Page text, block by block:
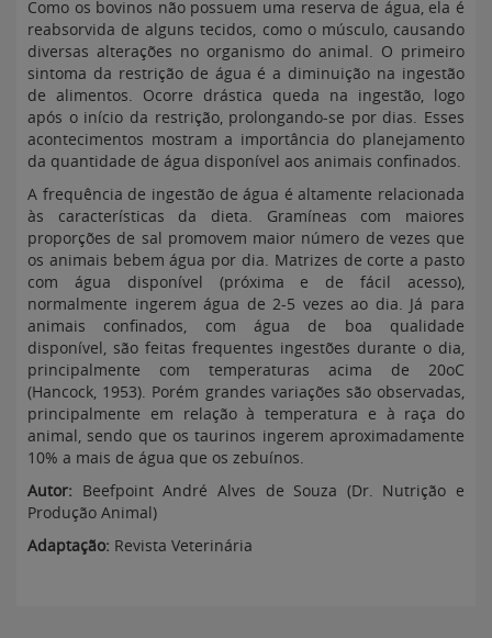
Como os bovinos não possuem uma reserva de água, ela é
reabsorvida de alguns tecidos, como o músculo, causando
diversas alterações no organismo do animal. O primeiro
sintoma da restrição de água é a diminuição na ingestão
de alimentos. Ocorre drástica queda na ingestão, logo
após o início da restrição, prolongando-se por dias. Esses
acontecimentos mostram a importância do planejamento
da quantidade de água disponível aos animais confinados.
A frequência de ingestão de água é altamente relacionada
às características da dieta. Gramíneas com maiores
proporções de sal promovem maior número de vezes que
os animais bebem água por dia. Matrizes de corte a pasto
com água disponível (próxima e de fácil acesso),
normalmente ingerem água de 2-5 vezes ao dia. Já para
animais confinados, com água de boa qualidade
disponível, são feitas frequentes ingestões durante o dia,
principalmente com temperaturas acima de 20oC
(Hancock, 1953). Porém grandes variações são observadas,
principalmente em relação à temperatura e à raça do
animal, sendo que os taurinos ingerem aproximadamente
10% a mais de água que os zebuínos.
Autor: Beefpoint André Alves de Souza (Dr. Nutrição e
Produção Animal)
Adaptação: Revista Veterinária